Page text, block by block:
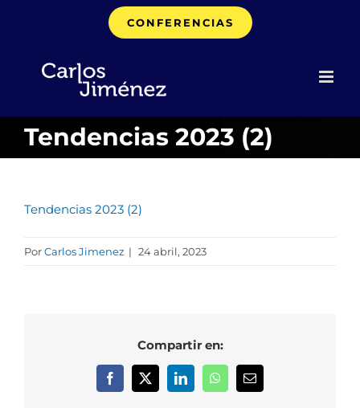
CONFERENCIAS
Tendencias 2023 (2)
Tendencias 2023 (2)
PorCarlos Jimenez | 24 abril, 2023
Compartir en:
Facebook
X LinkedInWhatsAppCorreo